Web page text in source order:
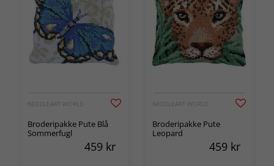
NEEDLEART WORLD
Broderipakke Pute Blå
Sommerfugl
459 kr
NEEDLEART WORLD
Broderipakke Pute
Leopard
459 kr